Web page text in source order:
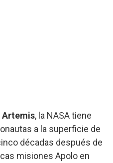
Artemis, la NASA tiene
a la superficie de
décadas después de
misiones Apolo en